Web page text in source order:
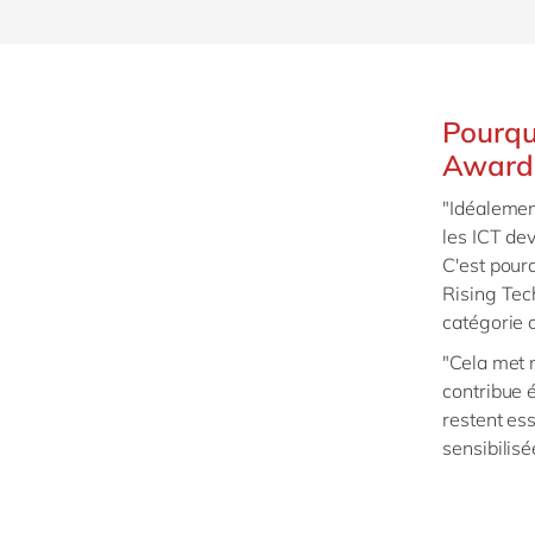
les ICT
C'est
Rising
catégorie
"Cela met
contribue
restent